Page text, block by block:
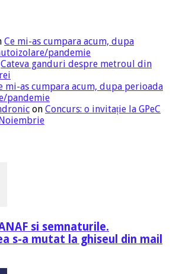
Ce mi-as cumpara acum, dupa
pandemie
Cateva ganduri despre metroul din
mi-as cumpara acum, dupa perioada
pandemie
on Concurs: o invitație la GPeC
si semnaturile.
s-a mutat la ghiseul din mail